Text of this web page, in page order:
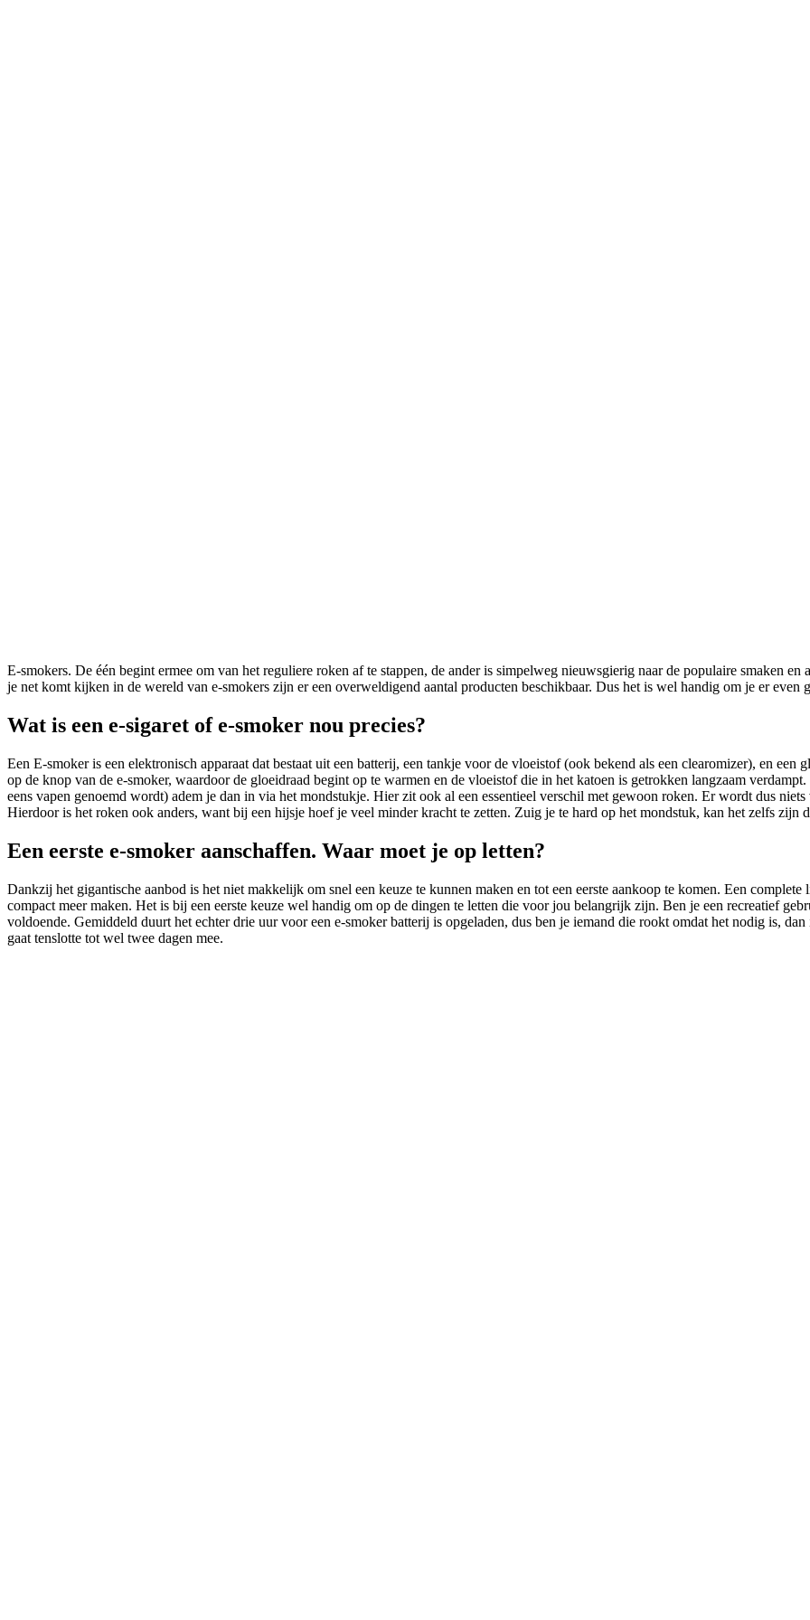
E-smokers. De één begint ermee om van het reguliere roken af te stappen, de ander is simpelweg nieuwsgierig naar de populaire smaken
je net komt kijken in de wereld van e-smokers zijn er een overweldigend aantal producten beschikbaar. Dus het is wel handig om je er even
Wat is een e-sigaret of e-smoker nou precies?
Een E-smoker is een elektronisch apparaat dat bestaat uit een batterij, een tankje voor de vloeistof (ook bekend als een clearomizer), en
op de knop van de e-smoker, waardoor de gloeidraad begint op te warmen en de vloeistof die in het katoen is getrokken langzaam
eens vapen genoemd wordt) adem je dan in via het mondstukje. Hier zit ook al een essentieel verschil met gewoon roken. Er wordt dus
Hierdoor is het roken ook anders, want bij een hijsje hoef je veel minder kracht te zetten. Zuig je te hard op het mondstuk, kan het zelfs
Een eerste e-smoker aanschaffen. Waar moet je op letten?
Dankzij het gigantische aanbod is het niet makkelijk om snel een keuze te kunnen maken en tot een eerste aankoop te komen. Een
compact meer maken. Het is bij een eerste keuze wel handig om op de dingen te letten die voor jou belangrijk zijn. Ben je een recreatief
voldoende. Gemiddeld duurt het echter drie uur voor een e-smoker batterij is opgeladen, dus ben je iemand die rookt omdat het nodig is,
gaat tenslotte tot wel twee dagen mee.